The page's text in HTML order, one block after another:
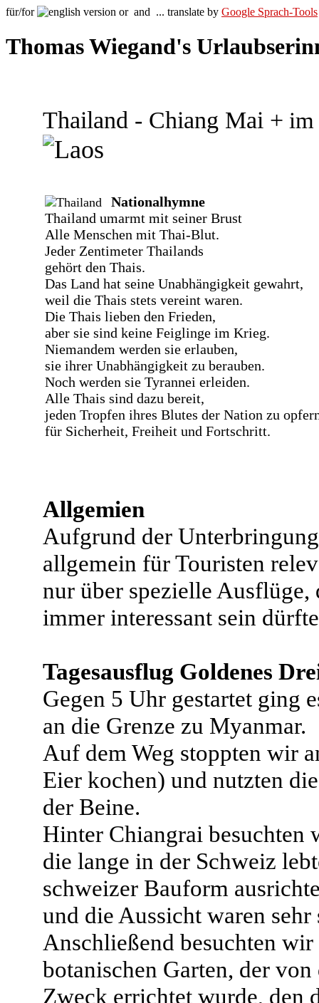
für/for or and ... translate by Google Sprach-Tools
Thomas Wiegand's
Thailand - Chiang Mai + im
Nationalhymne
Thailand umarmt mit seiner Brust
Alle Menschen mit Thai-Blut.
Jeder Zentimeter Thailands
gehört den Thais.
Das Land hat seine Unabhängigkeit gewahrt,
weil die Thais stets vereint waren.
Die Thais lieben den Frieden,
aber sie sind keine Feiglinge im Krieg.
Niemandem werden sie erlauben,
sie ihrer Unabhängigkeit zu berauben.
Noch werden sie Tyrannei erleiden.
Alle Thais sind dazu bereit,
jeden Tropfen ihres Blutes der Nation zu
für Sicherheit, Freiheit und Fortschritt.
Allgemien
Aufgrund der
allgemein für Touristen
nur über spezielle
immer interessant sein
Tagesausflug Goldenes
Gegen 5 Uhr gestartet ging
an die Grenze zu Myanmar.
Auf dem Weg stoppten wir
Eier kochen) und nutzten
der Beine.
Hinter Chiangrai besuchten
die lange in der Schweiz
schweizer Bauform
und die Aussicht waren sehr
Anschließend besuchten
botanischen Garten, der
Zweck errichtet wurde, den